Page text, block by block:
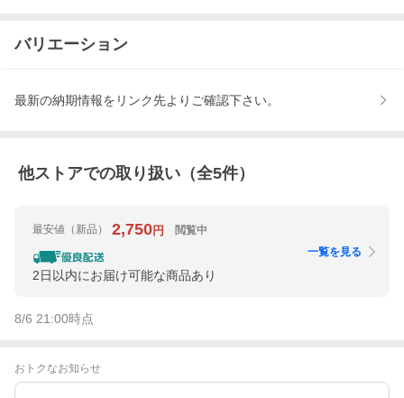
バリエーション
最新の納期情報をリンク先よりご確認下さい。
他ストアでの取り扱い（全5件）
最安値 （新品） 2,750円 閲覧中
2日以内にお届け可能な商品あり
一覧を見る
8/6 21:00時点
おトクなお知らせ